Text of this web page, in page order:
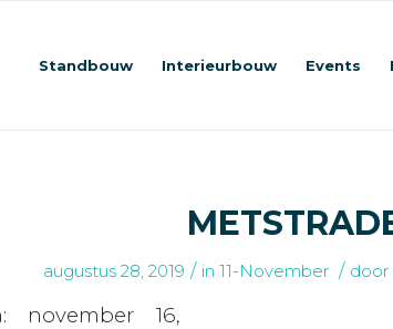
Standbouw Interieurbouw Events
augustus 28, 2019 / in 11-November / door
november 16,